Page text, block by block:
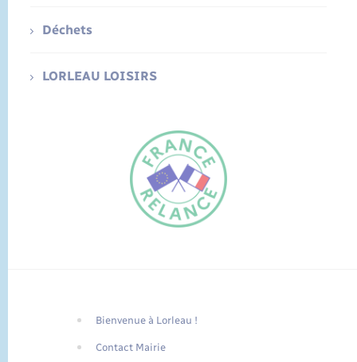
FR
Déchets
LORLEAU LOISIRS
Bienvenue à Lorleau !
Contact Mairie